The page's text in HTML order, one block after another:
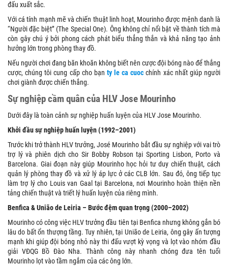
đấu xuất sắc.
Với cá tính mạnh mẽ và chiến thuật linh hoạt, Mourinho được mệnh danh là
“Người đặc biệt” (The Special One). Ông không chỉ nổi bật về thành tích mà
còn gây chú ý bởi phong cách phát biểu thẳng thắn và khả năng tạo ảnh
hưởng lớn trong phòng thay đồ.
Nếu người chơi đang băn khoăn không biết nên cược đội bóng nào để thắng
cược, chúng tôi cung cấp cho bạn ty le ca cuoc chính xác nhất giúp người
chơi giành được chiến thắng.
Sự nghiệp cầm quân của HLV Jose Mourinho
Dưới đây là toàn cảnh sự nghiệp huấn luyện của HLV Jose Mourinho.
Khởi đầu sự nghiệp huấn luyện (1992–2001)
Trước khi trở thành HLV trưởng, José Mourinho bắt đầu sự nghiệp với vai trò
trợ lý và phiên dịch cho Sir Bobby Robson tại Sporting Lisbon, Porto và
Barcelona. Giai đoạn này giúp Mourinho học hỏi tư duy chiến thuật, cách
quản lý phòng thay đồ và xử lý áp lực ở các CLB lớn. Sau đó, ông tiếp tục
làm trợ lý cho Louis van Gaal tại Barcelona, nơi Mourinho hoàn thiện nền
tảng chiến thuật và triết lý huấn luyện của riêng mình.
Benfica & União de Leiria – Bước đệm quan trọng (2000–2002)
Mourinho có công việc HLV trưởng đầu tiên tại Benfica nhưng không gắn bó
lâu do bất ổn thượng tầng. Tuy nhiên, tại União de Leiria, ông gây ấn tượng
mạnh khi giúp đội bóng nhỏ này thi đấu vượt kỳ vọng và lọt vào nhóm đầu
giải VĐQG Bồ Đào Nha. Thành công này nhanh chóng đưa tên tuổi
Mourinho lọt vào tầm ngắm của các ông lớn.